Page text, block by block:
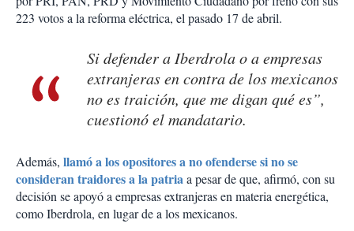
223 votos a la reforma eléctrica, el pasado 17 de abril.
Si defender a Iberdrola o a empresas
extranjeras en contra de los mexicanos
no es traición, que me digan qué es”,
cuestionó el mandatario.
Además, llamó a los opositores a no ofenderse si no se
consideran traidores a la patriaa pesar de que, afirmó, con su
decisión se apoyó a empresas extranjeras en materia energética,
como Iberdrola, en lugar de a los mexicanos.